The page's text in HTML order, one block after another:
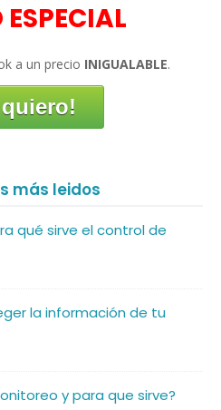
ESPECIAL
a un precio INIGUALABLE.
quiero!
más leidos
qué sirve el control de
la información de tu
y para que sirve?